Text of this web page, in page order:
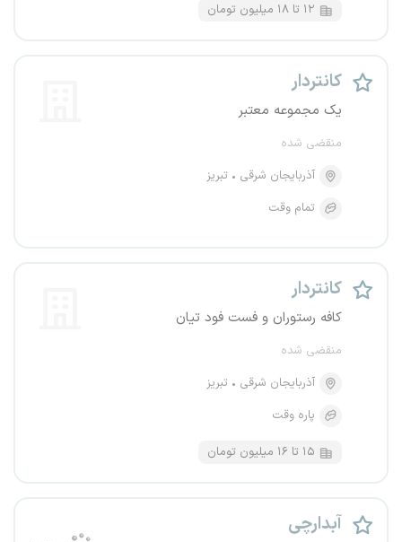
۱۲ تا ۱۸ میلیون تومان
کانتر‌دار
یک مجموعه معتبر
منقضی شده
آذربایجان شرقی
تبریز
تمام وقت
کانتردار
کافه رستوران و فست فود تیان
منقضی شده
آذربایجان شرقی
تبریز
پاره وقت
۱۵ تا ۱۶ میلیون تومان
آبدارچی